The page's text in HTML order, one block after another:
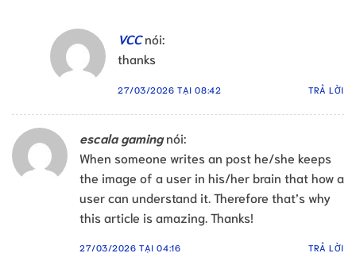
VCC nói:
thanks
27/03/2026 TẠI 08:42 TRẢ LỜI
escala gaming nói:
When someone writes an post he/she keeps
the image of a user in his/her brain that how a
user can understand it. Therefore that’s why
this article is amazing. Thanks!
27/03/2026 TẠI 04:16 TRẢ LỜI